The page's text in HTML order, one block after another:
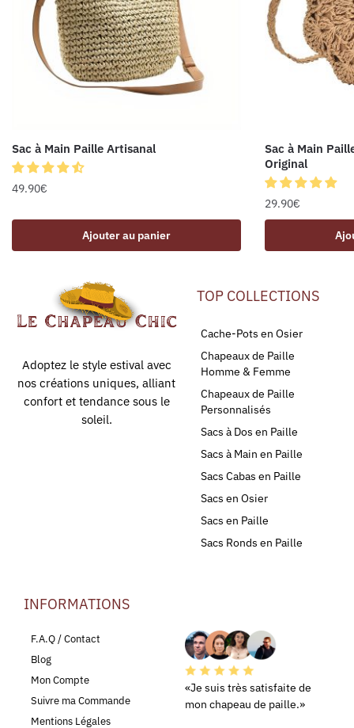
Sac à Main Paille Artisanal
49.90€
Ajouter au panier
Sac à Main
Original
29.90€
Adoptez le style estival avec
nos créations uniques, alliant
confort et tendance sous le
soleil.
TOP COLLECTIONS
Cache-Pots en Osier
Chapeaux de Paille
Homme & Femme
Chapeaux de Paille
Personnalisés
Sacs à Dos en Paille
Sacs à Main en Paille
Sacs Cabas en Paille
Sacs en Osier
Sacs en Paille
Sacs Ronds en Paille
INFORMATIONS
F.A.Q / Contact
Blog
Mon Compte
Suivre ma Commande
Mentions Légales
«Je suis très satisfaite de
mon chapeau de paille.»